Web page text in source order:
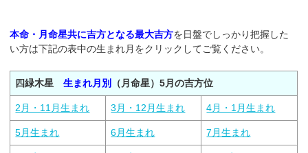
本命・月命星共に吉方となる最大吉方を日盤でしっかり把握した
い方は下記の表中の生まれ月をクリックしてご覧ください。
四緑木星生まれ月別 （月命星）5月の吉方位
2月・11月生まれ 3月・12月生まれ 4月・1月生まれ
5月生まれ 6月生まれ 7月生まれ